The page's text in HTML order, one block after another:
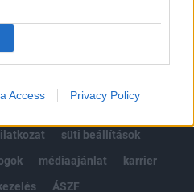
Access Privacy Policy
süti beállítások
médiaajánlat
karrier
ÁSZF